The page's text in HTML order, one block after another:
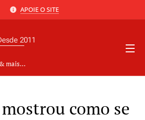
APOIE O SITE
2011
mais...
como se